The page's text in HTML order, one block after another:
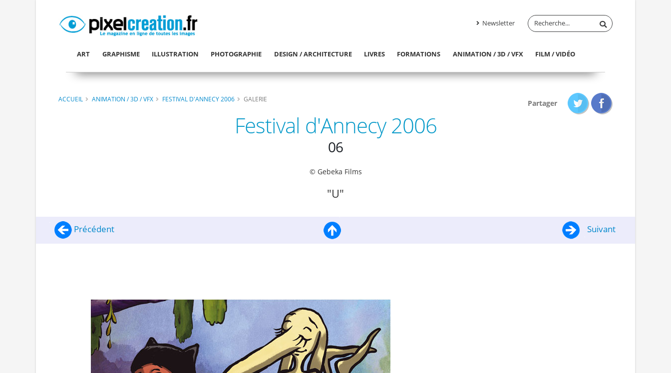
Newsletter
ART GRAPHISME ILLUSTRATION PHOTOGRAPHIE DESIGN / ARCHITECTURE LIVRES FORMATIONS ANIMATION / 3D / VFX FILM / VIDÉO
ACCUEIL ANIMATION / 3D / VFX FESTIVAL D'ANNECY 2006 GALERIE Partager
Festival d'Annecy 2006
06
© Gebeka Films
"U"
Précédent Suivant